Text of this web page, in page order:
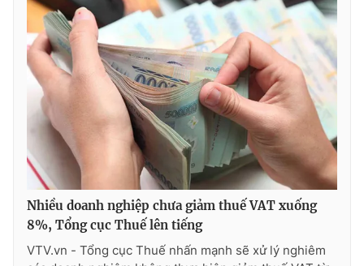
Nhiều doanh nghiệp chưa giảm thuế VAT xuống
8%, Tổng cục Thuế lên tiếng
VTV.vn - Tổng cục Thuế nhấn mạnh sẽ xử lý nghiêm